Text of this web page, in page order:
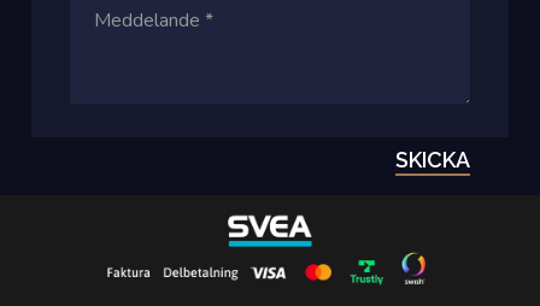
SKICKA